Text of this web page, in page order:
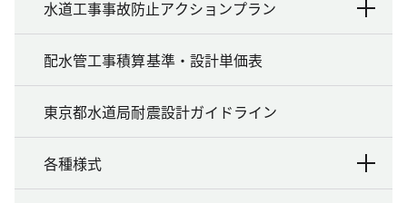
水道工事事故防止アクションプラン
配水管工事積算基準・設計単価表
東京都水道局耐震設計ガイドライン
各種様式